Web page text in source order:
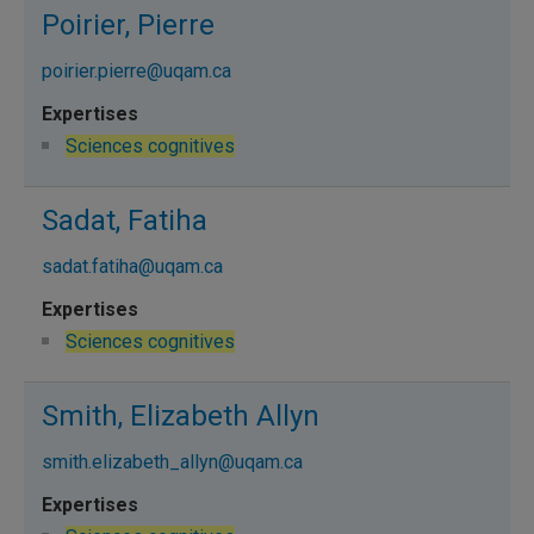
Poirier, Pierre
poirier.pierre@uqam.ca
Sciences cognitives
Sadat, Fatiha
sadat.fatiha@uqam.ca
Sciences cognitives
Smith, Elizabeth Allyn
smith.elizabeth_allyn@uqam.ca